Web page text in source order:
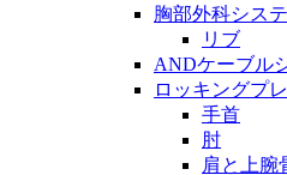
胸部外科シス
リブ
ANDケーブル
ロッキングプ
手首
肘
肩と上腕